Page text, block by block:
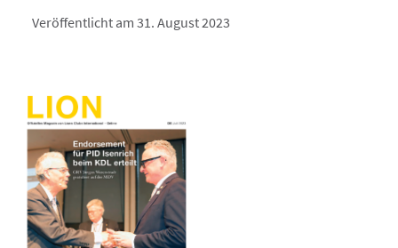
Veröffentlicht am 31. August 2023